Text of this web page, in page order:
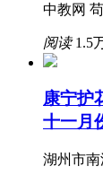
中教网
阅读1.5
康宁护
十一月
湖州市